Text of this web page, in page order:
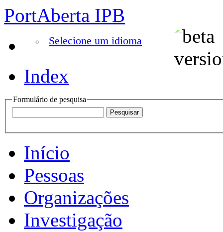
PortAberta IPB
Selecione um idioma
Index
Formulário de pesquisa
Início
Pessoas
Organizações
Investigação